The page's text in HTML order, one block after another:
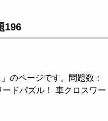
196
のページです。問題数：
ドパズル！ 車クロスワー